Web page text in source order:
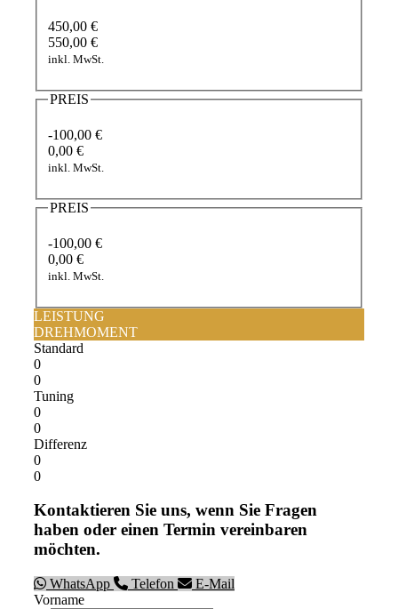
450,00 €
550,00 €
inkl. MwSt.
PREIS
-100,00 €
0,00 €
inkl. MwSt.
PREIS
-100,00 €
0,00 €
inkl. MwSt.
LEISTUNG
DREHMOMENT
Standard
0
0
Tuning
0
0
Differenz
0
0
Kontaktieren Sie uns, wenn Sie Fragen
haben oder einen Termin vereinbaren
möchten.
WhatsApp Telefon
E-Mail
Vorname